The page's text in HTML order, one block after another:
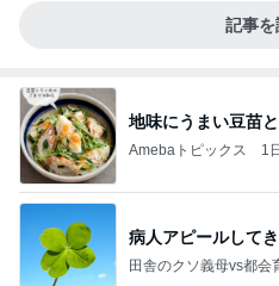
記事を
地味にうまい豆苗
Amebaトピックス 1
病人アピールして
田舎のクソ義母vs都会